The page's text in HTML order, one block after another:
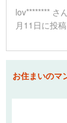
lov******** さ
月11日に投稿
お住まいのマ